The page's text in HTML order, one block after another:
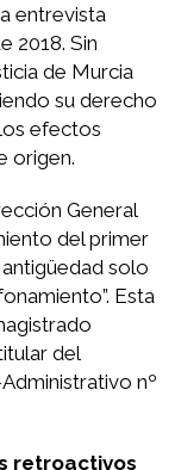
entrevista
2018. Sin
de Murcia
su derecho
efectos
origen.
General
del primer
solo
Esta
del
nº
retroactivos